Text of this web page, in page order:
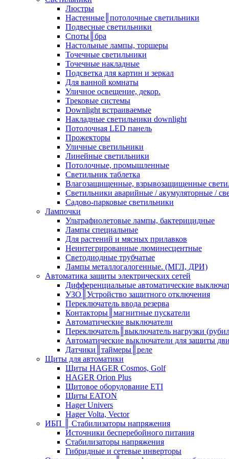
Люстры
Настенные║потолочные светильники
Подвесные светильники
Споты║бра
Настольные лампы, торшеры
Точечные светильники
Точечные накладные
Подсветка для картин и зеркал
Для ванной комнаты
Уличное освещение, декор.
Трековые системы
Downlight встраиваемые
Накладные светильники downlight
Потолочная LED панель
Прожекторы
Уличные светильники
Линейные светильники
Потолочные, промышленные
Светильник таблетка
Влагозащищенные, взрывозащищенные
Светильники аварийные / акумуляторные /
Садово-парковые светильники
Лампочки
Ультрафиолетовые лампы, бактерицидные
Лампы специальные
Для растений и мясных прилавков
Неинтегрированные люминесцентные
Светодиодные трубчатые
Лампы металлогалогенные. (МГЛ, ДРИ)
Автоматика защиты электрических сетей
Дифференциальные автоматические
УЗО║Устройство защитного отключения
Переключатель ввода резерва
Контакторы║магнитные пускатели
Автоматические выключатели
Переключатель║выключатель нагрузки
Автоматические выключатели для защиты
Датчики║таймеры║реле
Щиты для автоматики
Щиты HAGER Cosmos, Golf
HAGER Orion Plus
Щитовое оборудование ETI
Щиты EATON
Hager Univers
Hager Volta, Vector
ИБП ║ Стабилизаторы напряжения
Источники бесперебойного питания
Стабилизаторы напряжения
Гибридные и сетевые инверторы